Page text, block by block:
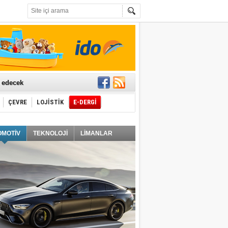
ÇEVRE LOJİSTİK E-DERGİ
TEKNOLOJİ LİMANLAR